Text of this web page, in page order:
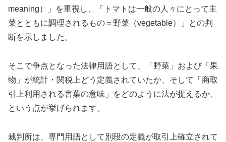
meaning）」を重視し、「トマトは一般の人々にとって主
菜とともに調理されるもの＝野菜（vegetable）」との判
断を示しました。
そこで争点となった法律用語として、「野菜」および「果
物」が統計・関税上どう定義されていたか、そして「商取
引上利用される言葉の意味」をどのように法が捉えるか、
という点が挙げられます。
裁判所は、専門用語として別段の定義が取引上確立されて